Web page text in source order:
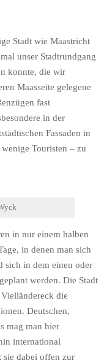
Stadt wie Maastricht
unser Stadtrundgang
konnte, die wir
Maasseite gelegene
fast
in der
Fassaden in
Touristen – zu
in nur einem halben
in denen man sich
sich in dem einen oder
werden. Die Stadt
die
Deutschen,
mag man hier
international
sie dabei offen zur